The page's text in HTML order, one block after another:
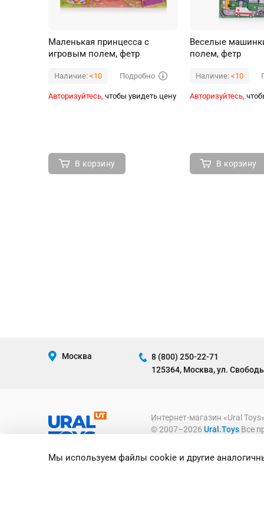
Маленькая принцесса с
игровым полем, фетр
Наличие: <10 Подробно
Авторизуйтесь, чтобы увидеть цену
В корзину
Веселые
полем, фетр
Наличие: <10
Авторизуйтесь,
В корзину
Москва
8 (800) 250-22-71
125364, Москва, ул.
Интернет-магазин «Ural
© 2007–2026 Ural.Toys Все
Предоставленная на сайте
Мы используем файлы cookie и другие